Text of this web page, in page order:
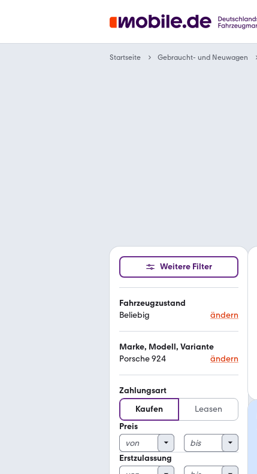
Startseite Gebraucht- und Neuwagen
Weitere Filter
Fahrzeugzustand
Beliebig
ändern
Marke, Modell, Variante
Porsche 924
ändern
Zahlungsart
Kaufen
Leasen
Preis
Erstzulassung